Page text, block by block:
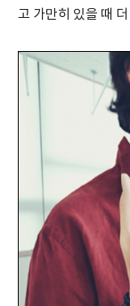
고 가만히 있을 때